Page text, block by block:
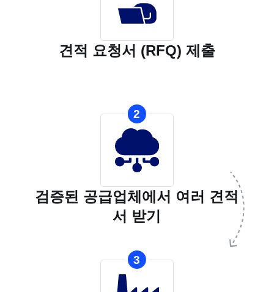
견적 요청서 (RFQ) 제출
2
검증된 공급업체에서 여러 견적
서 받기
3